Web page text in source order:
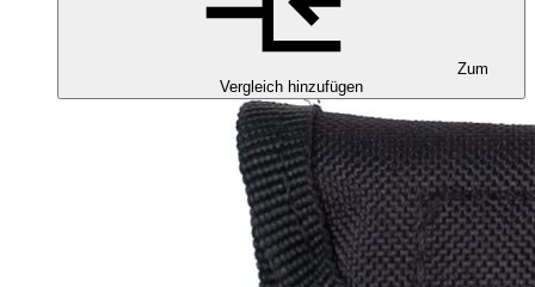
Zum
Vergleich hinzufügen